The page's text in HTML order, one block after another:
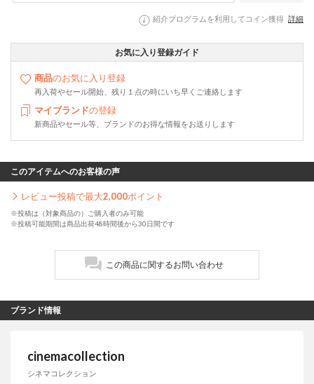
紹介プログラムを利用してコイン獲得 詳細
お気に入り登録ガイド
商品のお気に入り登録
再入荷やセール開始、残り１点の時にいち早くご連絡します
マイブランドの登録
新商品やセール等、ブランドのお得な情報をお送りします
このアイテムへのお客様の声
レビュー投稿で最大2,000ポイント
※投稿は（対象商品の）ご購入者のみ可能
※投稿可能期間は商品出荷48時間後から30日間です
この商品に関するお問い合わせ
ブランド情報
cinemacollection
シネマコレクション